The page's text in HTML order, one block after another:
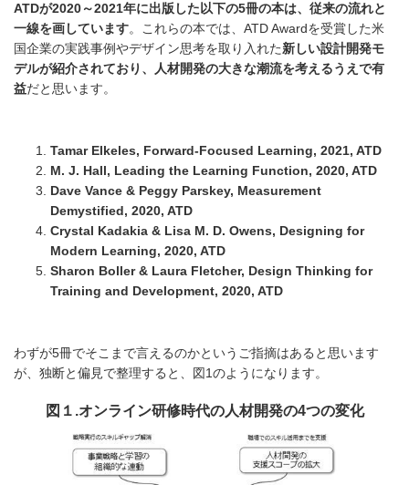
ATDが2020～2021年に出版した以下の5冊の本は、従来の流れと
一線を画しています。これらの本では、ATD Awardを受賞した米
国企業の実践事例やデザイン思考を取り入れた新しい設計開発モ
デルが紹介されており、人材開発の大きな潮流を考えるうえで有
益だと思います。
Tamar Elkeles, Forward-Focused Learning, 2021, ATD
M. J. Hall, Leading the Learning Function, 2020, ATD
Dave Vance & Peggy Parskey, Measurement
Demystified, 2020, ATD
Crystal Kadakia & Lisa M. D. Owens, Designing for
Modern Learning, 2020, ATD
Sharon Boller & Laura Fletcher, Design Thinking for
Training and Development, 2020, ATD
わずが5冊でそこまで言えるのかというご指摘はあると思います
が、独断と偏見で整理すると、図1のようになります。
図１.オンライン研修時代の人材開発の4つの変化